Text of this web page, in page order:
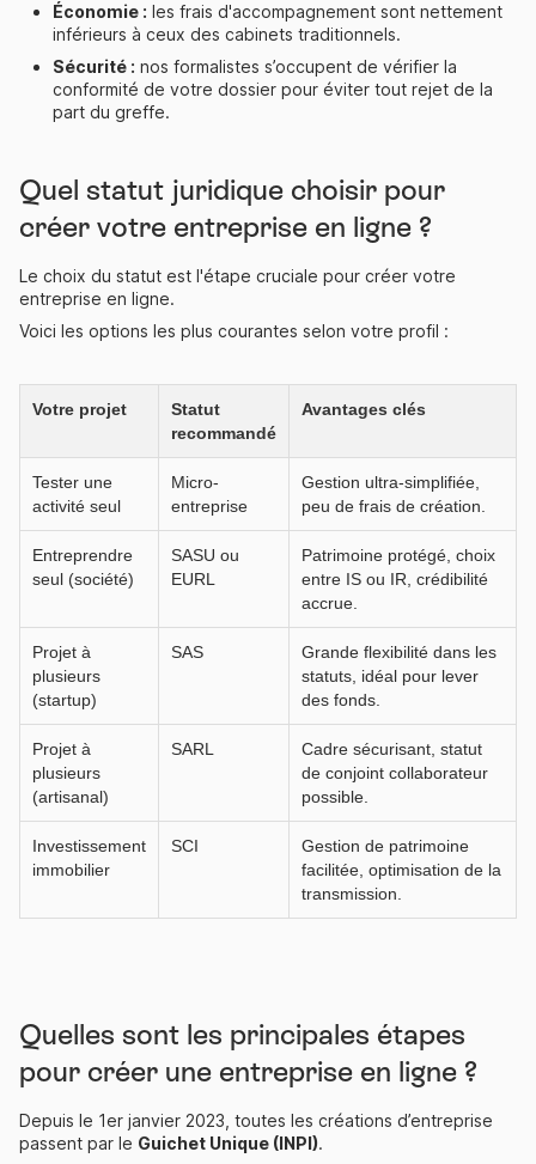
Économie : les frais d'accompagnement sont nettement
inférieurs à ceux des cabinets traditionnels.
Sécurité : nos formalistes s’occupent de vérifier la
conformité de votre dossier pour éviter tout rejet de la
part du greffe.
Quel statut juridique choisir pour
créer votre entreprise en ligne ?
Le choix du statut est l'étape cruciale pour créer votre
entreprise en ligne.
Voici les options les plus courantes selon votre profil :
Votre projet
Statut
recommandé
Avantages clés
Tester une
activité seul
Micro-
entreprise
Gestion ultra-simplifiée,
peu de frais de création.
Entreprendre
seul (société)
SASU ou
EURL
Patrimoine protégé, choix
entre IS ou IR, crédibilité
accrue.
Projet à
plusieurs
(startup)
SAS
Grande flexibilité dans les
statuts, idéal pour lever
des fonds.
Projet à
plusieurs
(artisanal)
SARL
Cadre sécurisant, statut
de conjoint collaborateur
possible.
Investissement
immobilier
SCI
Gestion de patrimoine
facilitée, optimisation de la
transmission.
Quelles sont les principales étapes
pour créer une entreprise en ligne ?
Depuis le 1er janvier 2023, toutes les créations d’entreprise
passent par le Guichet Unique (INPI).